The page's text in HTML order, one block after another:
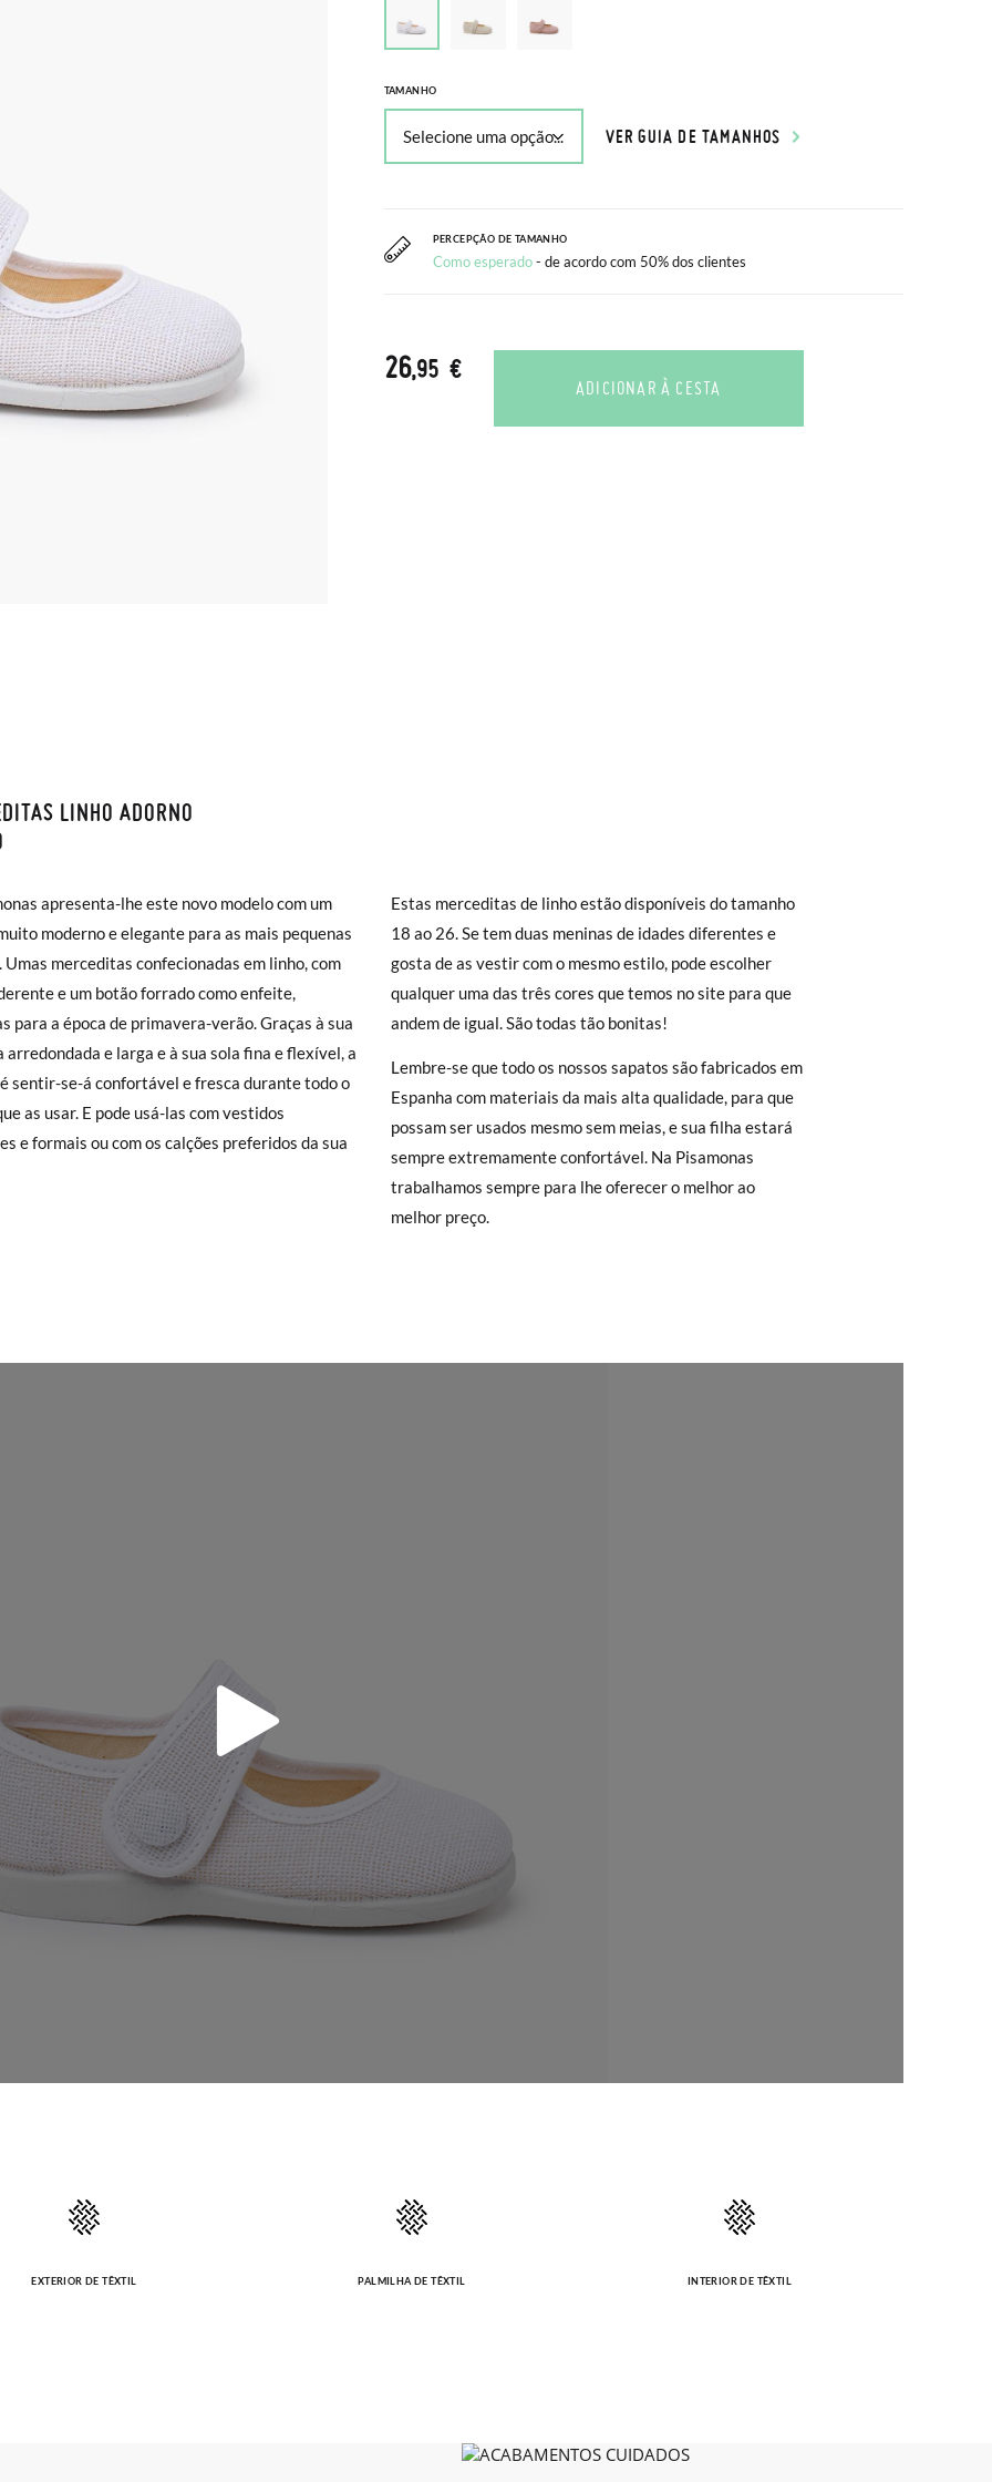
TAMANHO
VER GUIA DE TAMANHOS
PERCEPÇÃO DE TAMANHO
Como esperado - de acordo com 50% dos clientes
26,95 €
ADICIONAR À CESTA
LINHO ADORNO
apresenta-lhe este novo modelo com um
moderno e elegante para as mais pequenas
Umas merceditas confecionadas em linho, com
e um botão forrado como enfeite,
para a época de primavera-verão. Graças à sua
arredondada e larga e à sua sola fina e flexível, a
sentir-se-á confortável e fresca durante todo o
as usar. E pode usá-las com vestidos
e formais ou com os calções preferidos da sua
Estas merceditas de linho estão disponíveis do tamanho
18 ao 26. Se tem duas meninas de idades diferentes e
gosta de as vestir com o mesmo estilo, pode escolher
qualquer uma das três cores que temos no site para que
andem de igual. São todas tão bonitas!
Lembre-se que todo os nossos sapatos são fabricados em
Espanha com materiais da mais alta qualidade, para que
possam ser usados mesmo sem meias, e sua filha estará
sempre extremamente confortável. Na Pisamonas
trabalhamos sempre para lhe oferecer o melhor ao
melhor preço.
E DEVOLUÇÕES
2 a 4 dias úteis para entrega). As trocas e devoluções são GRÁTIS. Aproximamos a nossa loja física à porta da
acelerar um pouco mais a entrega, pode optar pela modalidade de Envio Urgente (1 a 2 dias úteis para
que terá um custo de 3,95€. Caso o valor da encomenda seja inferior a 30 €, o envio terá um custo de 2,95 €
de Envio Normal.
trocas grátis, sem perguntas. Se quando chegarem a sua casa não lhe servirem, basta ir à secção de
Devoluçõesdo nosso site para nos enviar o pedido de troca. A nossa equipa de Atendimento ao Cliente
se-á de tudo: enviar-lhe-emos outro tamanho e recolheremos o primeiro, sem gastos e em poucos dias!
queira uma Troca, mas sim uma Devolução, esta também será gratuita. Não tem que se preocupar com nada.
o pedido através da mesma secção do parágrafo anterior e encarregar-nos-emos de lhe enviar um estafeta
22 26
11,6 12,2 12,8 13,4 14,0 14,6 15,2 15,8 16,4
EXTERIOR DE TÊXTIL PALMILHA DE TÊXTIL INTERIOR DE TÊXTIL